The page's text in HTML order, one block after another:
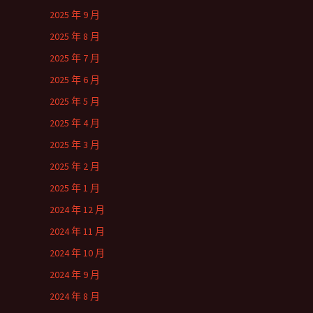
2025 年 9 月
2025 年 8 月
2025 年 7 月
2025 年 6 月
2025 年 5 月
2025 年 4 月
2025 年 3 月
2025 年 2 月
2025 年 1 月
2024 年 12 月
2024 年 11 月
2024 年 10 月
2024 年 9 月
2024 年 8 月